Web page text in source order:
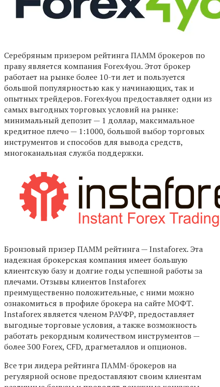
Серебряным призером рейтинга ПАММ брокеров по
праву является компания Forex4you. Этот брокер
работает на рынке более 10-ти лет и пользуется
большой популярностью как у начинающих, так и
опытных трейдеров. Forex4you предоставляет одни из
самых выгодных торговых условий на рынке:
минимальный депозит — 1 доллар, максимальное
кредитное плечо — 1:1000, большой выбор торговых
инструментов и способов для вывода средств,
многоканальная служба поддержки.
Бронзовый призер ПАММ рейтинга — Instaforex. Эта
надежная брокерская компания имеет большую
клиентскую базу и долгие годы успешной работы за
плечами. Отзывы клиентов Instaforex
преимущественно положительные, с ними можно
ознакомиться в профиле брокера на сайте МОФТ.
Instaforex является членом РАУФР, предоставляет
выгодные торговые условия, а также возможность
работать рекордным количеством инструментов —
более 300 Forex, CFD, драгметаллов и опционов.
Все три лидера рейтинга ПАММ-брокеров на
регулярной основе предоставляют своим клиентам